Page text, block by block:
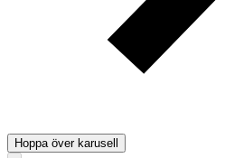
Hoppa över karusell